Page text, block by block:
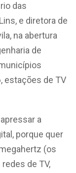
das
e diretora de
na abertura
de
estações de TV
a
porque quer
(os
de TV,